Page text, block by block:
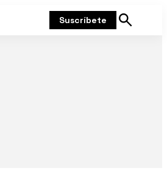
Suscríbete
Mostrar